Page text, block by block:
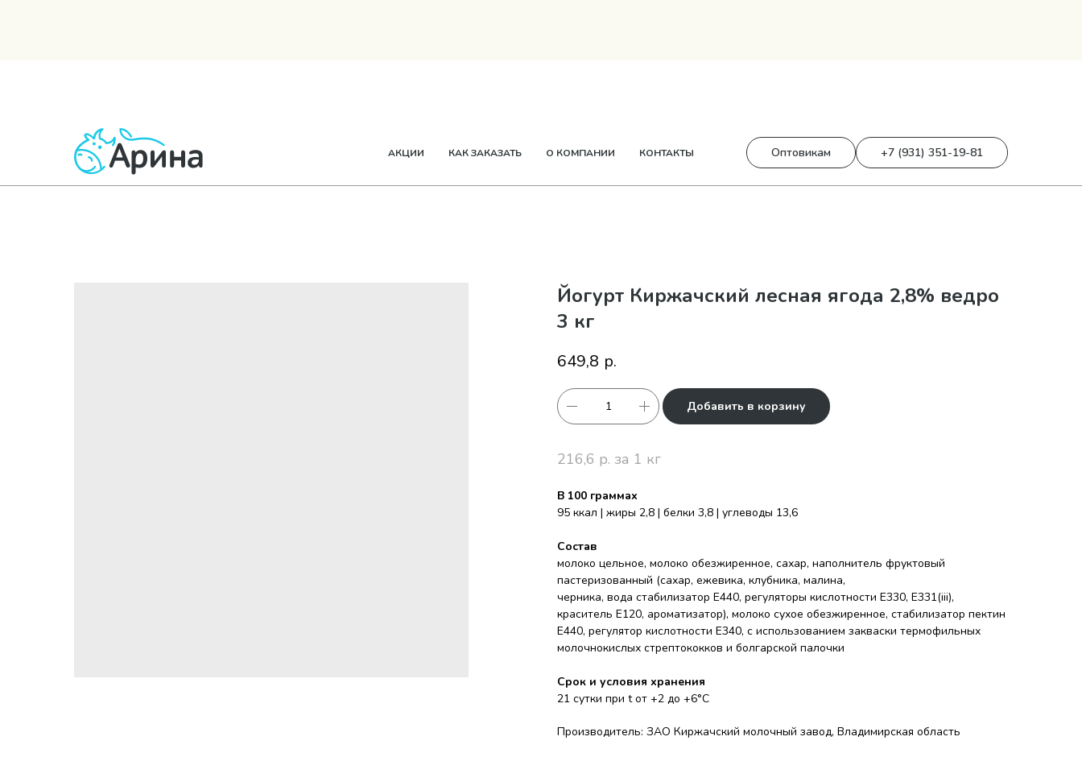
АКЦИИ КАК ЗАКАЗАТЬ О КОМПАНИИ КОНТАКТЫ Оптовикам +7 (931) 351-19-81
Йогурт Киржачский лесная ягода 2,8% ведро
3 кг
649,8 р.
Добавить в корзину
216,6 р. за 1 кг
В 100 граммах
95 ккал | жиры 2,8 | белки 3,8 | углеводы 13,6
Состав
молоко цельное, молоко обезжиренное, сахар, наполнитель фруктовый
пастеризованный (сахар, ежевика, клубника, малина,
черника, вода стабилизатор Е440, регуляторы кислотности Е330, Е331(iii),
краситель Е120, ароматизатор), молоко сухое обезжиренное, стабилизатор пектин
Е440, регулятор кислотности Е340, с использованием закваски термофильных
молочнокислых стрептококков и болгарской палочки
Срок и условия хранения
21 сутки при t от +2 до +6°С
Производитель: ЗАО Киржачский молочный завод, Владимирская область